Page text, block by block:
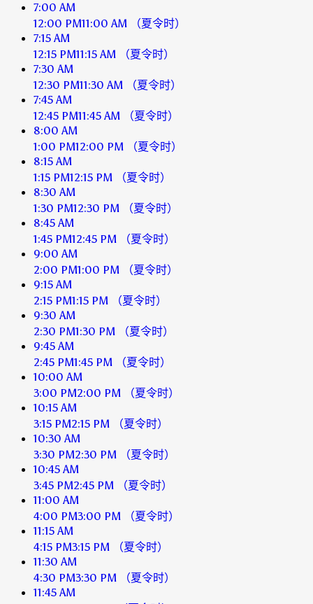
7:00 AM
12:00 PM11:00 AM
（夏令时）
7:15 AM
12:15 PM11:15 AM
（夏令时）
7:30 AM
12:30 PM11:30 AM
（夏令时）
7:45 AM
12:45 PM11:45 AM
（夏令时）
8:00 AM
1:00 PM12:00 PM
（夏令时）
8:15 AM
1:15 PM12:15 PM
（夏令时）
8:30 AM
1:30 PM12:30 PM
（夏令时）
8:45 AM
1:45 PM12:45 PM
（夏令时）
9:00 AM
2:00 PM1:00 PM
（夏令时）
9:15 AM
2:15 PM1:15 PM
（夏令时）
9:30 AM
2:30 PM1:30 PM
（夏令时）
9:45 AM
2:45 PM1:45 PM
（夏令时）
10:00 AM
3:00 PM2:00 PM
（夏令时）
10:15 AM
3:15 PM2:15 PM
（夏令时）
10:30 AM
3:30 PM2:30 PM
（夏令时）
10:45 AM
3:45 PM2:45 PM
（夏令时）
11:00 AM
4:00 PM3:00 PM
（夏令时）
11:15 AM
4:15 PM3:15 PM
（夏令时）
11:30 AM
4:30 PM3:30 PM
（夏令时）
11:45 AM